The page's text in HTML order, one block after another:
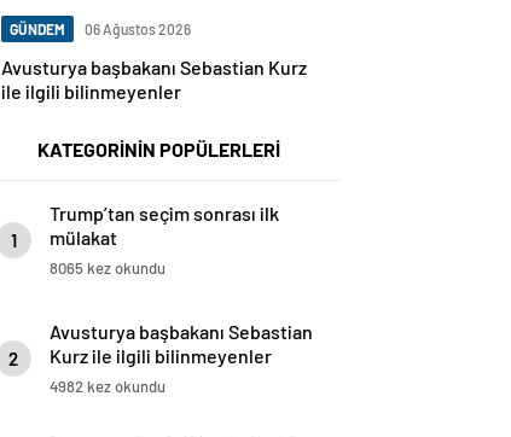
GÜNDEM 06 Ağustos 2026
Avusturya başbakanı Sebastian Kurz
ile ilgili bilinmeyenler
KATEGORİNİN POPÜLERLERİ
1
Trump’tan seçim sonrası ilk
mülakat
8065 kez okundu
2
Avusturya başbakanı Sebastian
Kurz ile ilgili bilinmeyenler
4982 kez okundu